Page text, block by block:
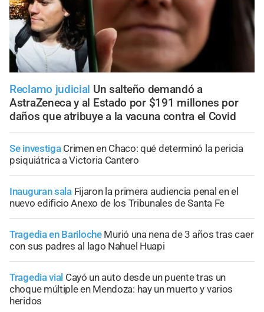
Reclamo judicial Un salteño demandó a
AstraZeneca y al Estado por $191 millones por
daños que atribuye a la vacuna contra el Covid
Se investiga Crimen en Chaco: qué determinó la pericia
psiquiátrica a Victoria Cantero
Inauguran sala Fijaron la primera audiencia penal en el
nuevo edificio Anexo de los Tribunales de Santa Fe
Tragedia en Bariloche Murió una nena de 3 años tras caer
con sus padres al lago Nahuel Huapi
Tragedia vial Cayó un auto desde un puente tras un
choque múltiple en Mendoza: hay un muerto y varios
heridos